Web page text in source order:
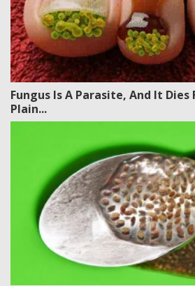
Fungus Is A Parasite, And It Dies
Plain...